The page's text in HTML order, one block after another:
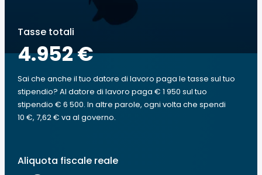
Tasse totali
4.952 €
Sai che anche il tuo datore di lavoro paga le tasse sul tuo
stipendio? Al datore di lavoro paga € 1 950 sul tuo
stipendio € 6 500. In altre parole, ogni volta che spendi
10 €, 7,62 € va al governo.
Aliquota fiscale reale